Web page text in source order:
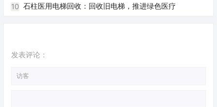
10 石柱医用电梯回收：回收旧电梯，推进绿色医疗
发表评论：